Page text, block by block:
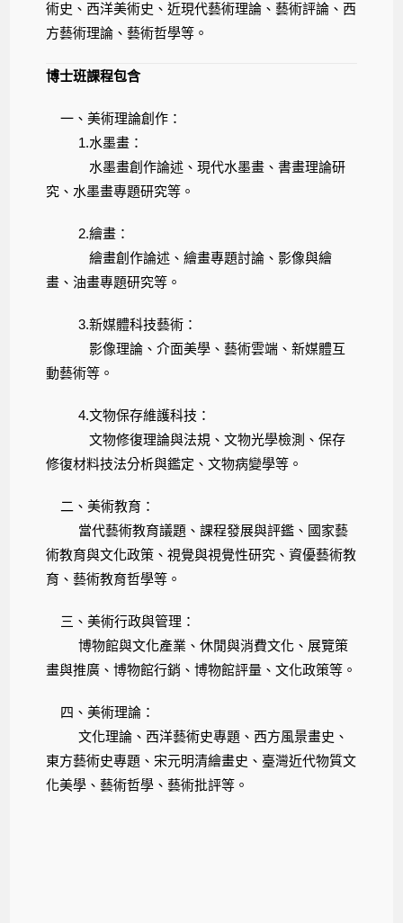
術史、西洋美術史、近現代藝術理論、藝術評論、西
方藝術理論、藝術哲學等。
博士班課程包含
一、美術理論創作：
1.水墨畫：
水墨畫創作論述、現代水墨畫、書畫理論研
究、水墨畫專題研究等。
2.繪畫：
繪畫創作論述、繪畫專題討論、影像與繪
畫、油畫專題研究等。
3.新媒體科技藝術：
影像理論、介面美學、藝術雲端、新媒體互
動藝術等。
4.文物保存維護科技：
文物修復理論與法規、文物光學檢測、保存
修復材料技法分析與鑑定、文物病變學等。
二、美術教育：
當代藝術教育議題、課程發展與評鑑、國家藝
術教育與文化政策、視覺與視覺性研究、資優藝術教
育、藝術教育哲學等。
三、美術行政與管理：
博物館與文化產業、休閒與消費文化、展覽策
畫與推廣、博物館行銷、博物館評量、文化政策等。
四、美術理論：
文化理論、西洋藝術史專題、西方風景畫史、
東方藝術史專題、宋元明清繪畫史、臺灣近代物質文
化美學、藝術哲學、藝術批評等。